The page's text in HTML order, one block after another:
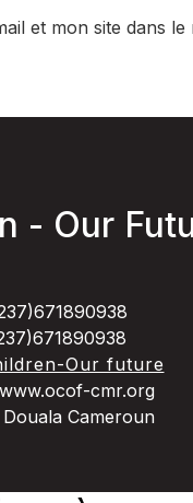
et mon site dans
- Our
Our future
cmr.org
Cameroun